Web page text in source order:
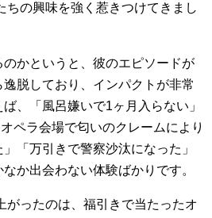
ちの興味を強く惹きつけてきまし
かというと、彼のエピソードが
脱しており、インパクトが非常
、「風呂嫌いで1ヶ月入らない」
ペラ会場で匂いのクレームにより
「万引きで警察沙汰になった」
か出会わない体験ばかりです。
がったのは、福引きで当たったオ